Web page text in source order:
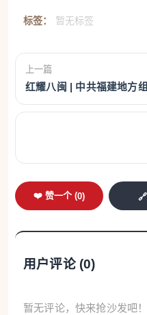
标签： 暂无标签
上一篇
红耀八闽 | 中共福建地方
❤️ 赞一个 (0)
用户评论 (0)
暂无评论，快来抢沙发吧